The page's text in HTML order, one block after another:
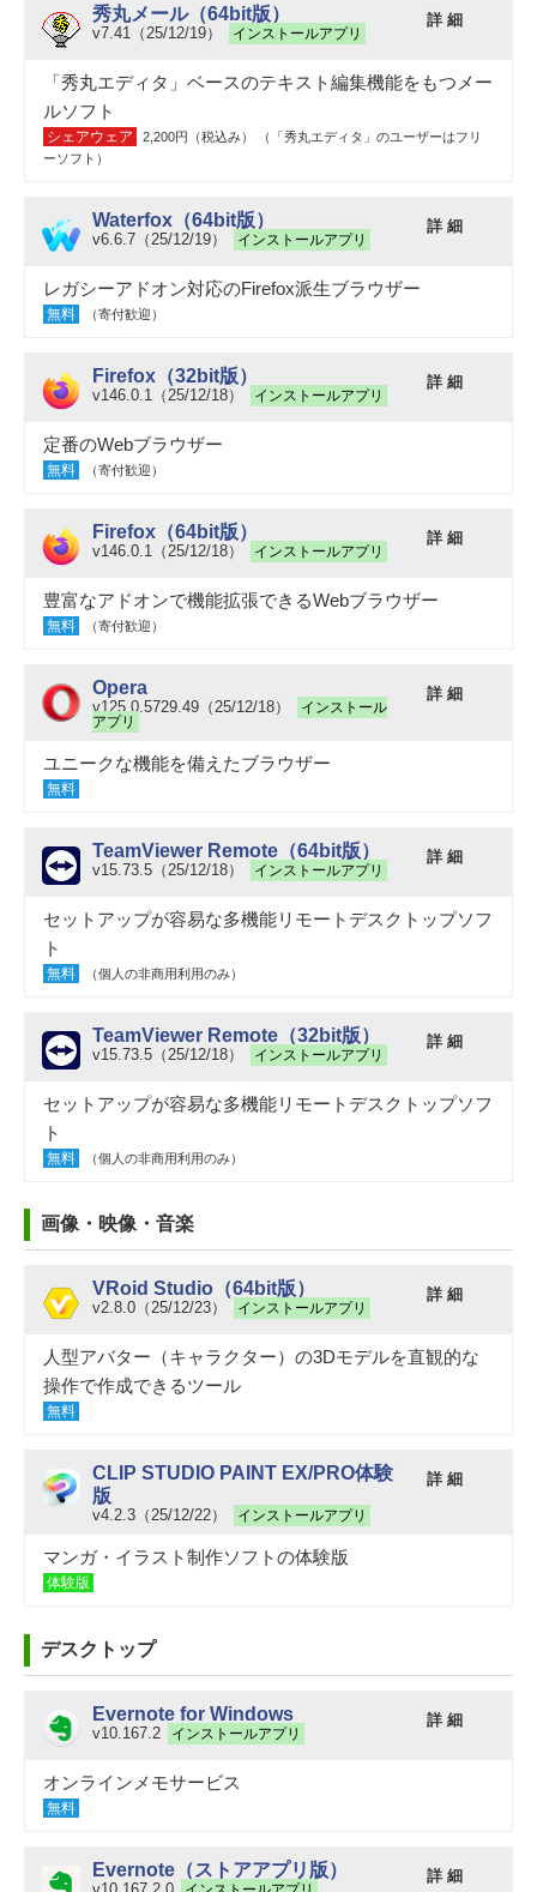
秀丸メール（64bit版）
v7.41（25/12/19） インストールアプリ
詳 細
「秀丸エディタ」ベースのテキスト編集機能をもつメー
ルソフト
シェアウェア
2,200円（税込み） （「秀丸エディタ」のユーザーはフリ
ーソフト）
Waterfox（64bit版）
v6.6.7（25/12/19） インストールアプリ
詳 細
レガシーアドオン対応のFirefox派生ブラウザー
無料 （寄付歓迎）
Firefox（32bit版）
v146.0.1（25/12/18） インストールアプリ
詳 細
定番のWebブラウザー
無料 （寄付歓迎）
Firefox（64bit版）
v146.0.1（25/12/18） インストールアプリ
詳 細
豊富なアドオンで機能拡張できるWebブラウザー
無料 （寄付歓迎）
Opera
v125.0.5729.49（25/12/18）
インストール
アプリ
詳 細
ユニークな機能を備えたブラウザー
無料
TeamViewer Remote（64bit版）
v15.73.5（25/12/18） インストールアプリ
詳 細
セットアップが容易な多機能リモートデスクトップソフ
ト
無料 （個人の非商用利用のみ）
TeamViewer Remote（32bit版）
v15.73.5（25/12/18） インストールアプリ
詳 細
セットアップが容易な多機能リモートデスクトップソフ
ト
無料 （個人の非商用利用のみ）
画像・映像・音楽
VRoid Studio（64bit版）
v2.8.0（25/12/23） インストールアプリ
詳 細
人型アバター（キャラクター）の3Dモデルを直観的な
操作で作成できるツール
無料
CLIP STUDIO PAINT EX/PRO体験
版
v4.2.3（25/12/22） インストールアプリ
詳 細
マンガ・イラスト制作ソフトの体験版
体験版
デスクトップ
Evernote for Windows
v10.167.2 インストールアプリ
詳 細
オンラインメモサービス
無料
Evernote（ストアアプリ版） 詳 細